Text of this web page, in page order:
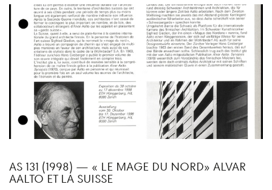
AS 131 (1998) — « LE MAGE DU NORD» ALVAR
AALTO ET LA SUISSE